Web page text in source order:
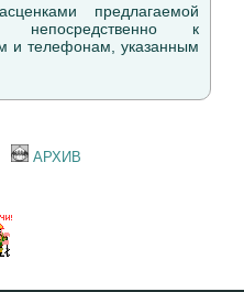
предлагаемой
непосредственно к
и телефонам, указанным
АРХИВ